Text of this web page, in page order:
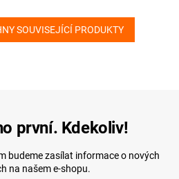
SOUVISEJÍCÍ PRODUKTY
první. Kdekoliv!
budeme zasílat informace o nových
na našem e-shopu.